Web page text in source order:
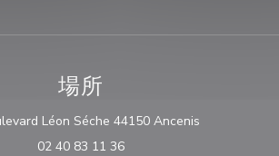
場所
Léon Séche 44150 Ancenis
02 40 83 11 36